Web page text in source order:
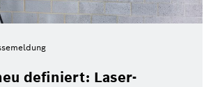
definiert: Laser-